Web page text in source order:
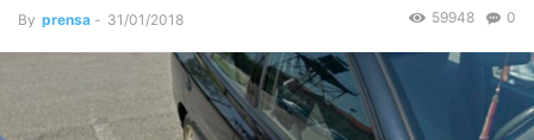
By prensa - 31/01/2018 0
59948